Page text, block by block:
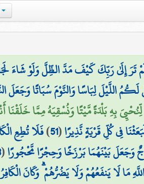
تَرَ إِلَىٰ رَبِّكَ كَيْفَ مَدَّ الظِّلَّ وَلَوْ شَاءَ
اللَّيْلَ لِبَاسًا وَالنَّوْمَ سُبَاتًا وَجَعَلَ
لِّنُحْيِيَ بِهِ بَلْدَةً مَّيْتًا وَنُسْقِيَهُ مِمَّا خَلَقْنَا
فِي كُلِّ قَرْيَةٍ نَّذِيرًا(
51
)فَلَا تُطِعِ
بَيْنَهُمَا بَرْزَخًا وَحِجْرًا مَّحْجُورًا(
مَا لَا يَنفَعُهُمْ وَلَا يَضُرُّهُمْ ۗ وَكَانَ